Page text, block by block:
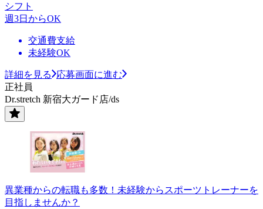
シフト
週3日からOK
交通費支給
未経験OK
詳細を見る
応募画面に進む
正社員
Dr.stretch 新宿大ガード店/ds
異業種からの転職も多数！未経験からスポーツトレーナーを
目指しませんか？